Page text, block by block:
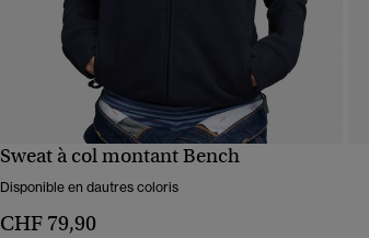
Sweat à col montant Bench
Disponible en dautres coloris
CHF 79,90